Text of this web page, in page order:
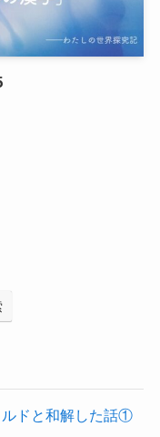
ルドと和解した話①